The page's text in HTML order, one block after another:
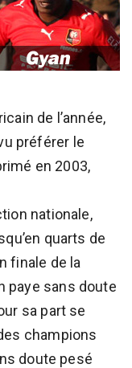
de l’année,
préférer le
en 2003,
nationale,
quarts de
finale de la
paye sans doute
sa part se
champions
doute pesé